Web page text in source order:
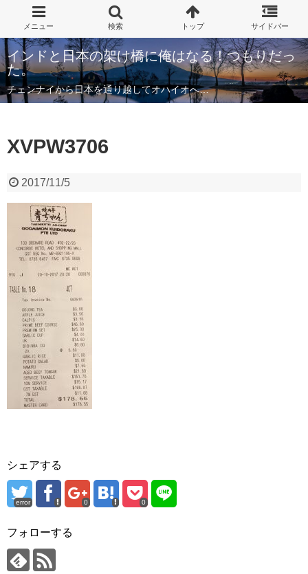
インドと日本の架け橋に俺はなる！つもりだっ
た。
チェンナイから日本を通り越してオハイオへ…
XVPW3706
2017/11/5
シェアする
error 0 0
フォローする